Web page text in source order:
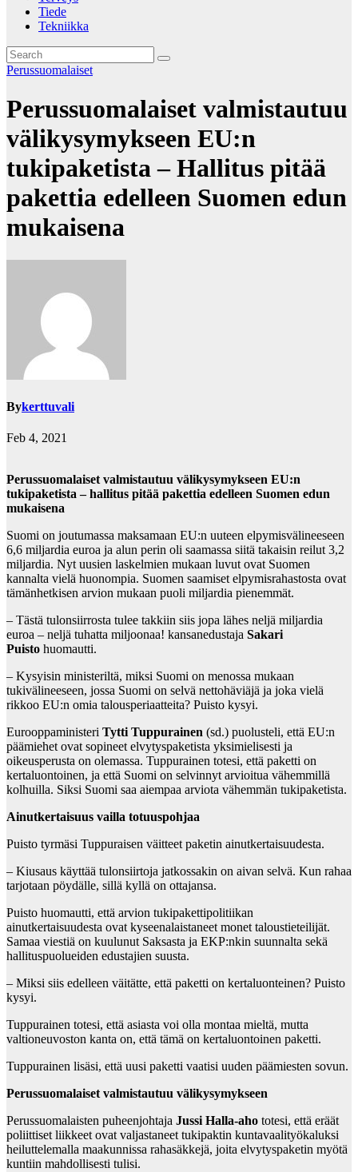
Tiede
Tekniikka
Perussuomalaiset
Perussuomalaiset valmistautuu
välikysymykseen EU:n
tukipaketista – Hallitus pitää
pakettia edelleen Suomen edun
mukaisena
Bykerttuvali
Feb 4, 2021
Perussuomalaiset valmistautuu välikysymykseen EU:n
tukipaketista – hallitus pitää pakettia edelleen Suomen edun
mukaisena
Suomi on joutumassa maksamaan EU:n uuteen elpymisvälineeseen
6,6 miljardia euroa ja alun perin oli saamassa siitä takaisin reilut 3,2
miljardia. Nyt uusien laskelmien mukaan luvut ovat Suomen
kannalta vielä huonompia. Suomen saamiset elpymisrahastosta ovat
tämänhetkisen arvion mukaan puoli miljardia pienemmät.
– Tästä tulonsiirrosta tulee takkiin siis jopa lähes neljä miljardia
euroa – neljä tuhatta miljoonaa! kansanedustaja Sakari
Puisto huomautti.
– Kysyisin ministeriltä, miksi Suomi on menossa mukaan
tukivälineeseen, jossa Suomi on selvä nettohäviäjä ja joka vielä
rikkoo EU:n omia talousperiaatteita? Puisto kysyi.
Eurooppaministeri Tytti Tuppurainen (sd.) puolusteli, että EU:n
päämiehet ovat sopineet elvytyspaketista yksimielisesti ja
oikeusperusta on olemassa. Tuppurainen totesi, että paketti on
kertaluontoinen, ja että Suomi on selvinnyt arvioitua vähemmillä
kolhuilla. Siksi Suomi saa aiempaa arviota vähemmän tukipaketista.
Ainutkertaisuus vailla totuuspohjaa
Puisto tyrmäsi Tuppuraisen väitteet paketin ainutkertaisuudesta.
– Kiusaus käyttää tulonsiirtoja jatkossakin on aivan selvä. Kun rahaa
tarjotaan pöydälle, sillä kyllä on ottajansa.
Puisto huomautti, että arvion tukipakettipolitiikan
ainutkertaisuudesta ovat kyseenalaistaneet monet taloustieteilijät.
Samaa viestiä on kuulunut Saksasta ja EKP:nkin suunnalta sekä
hallituspuolueiden edustajien suusta.
– Miksi siis edelleen väitätte, että paketti on kertaluonteinen? Puisto
kysyi.
Tuppurainen totesi, että asiasta voi olla montaa mieltä, mutta
valtioneuvoston kanta on, että tämä on kertaluontoinen paketti.
Tuppurainen lisäsi, että uusi paketti vaatisi uuden päämiesten sovun.
Perussuomalaiset valmistautuu välikysymykseen
Perussuomalaisten puheenjohtaja Jussi Halla-aho totesi, että eräät
poliittiset liikkeet ovat valjastaneet tukipaktin kuntavaalityökaluksi
heiluttelemalla maakunnissa rahasäkkejä, joita elvytyspaketin myötä
kuntiin mahdollisesti tulisi.